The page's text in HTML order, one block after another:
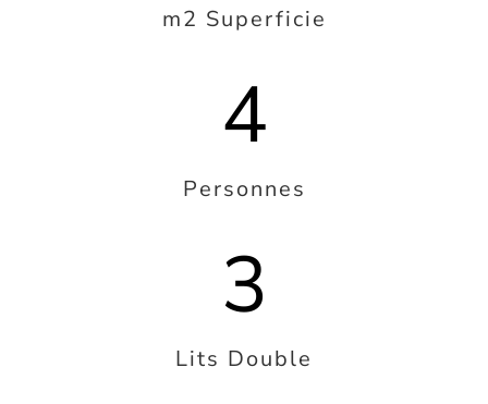
m2 Superficie
4
Personnes
3
Lits Double